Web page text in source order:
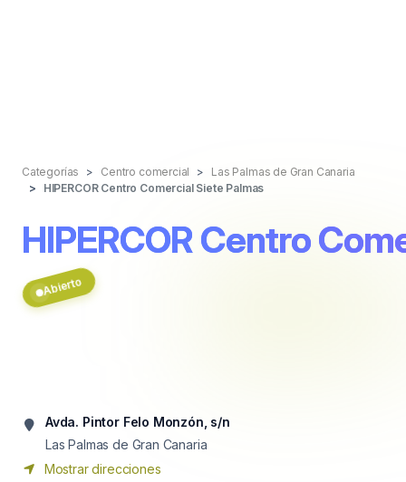
Categorías Centro comercial
Las Palmas de Gran Canaria
HIPERCOR Centro Comercial Siete Palmas
HIPERCOR Centro
Abierto
Avda. Pintor Felo Monzón, s/n
Las Palmas de Gran Canaria
Mostrar direcciones